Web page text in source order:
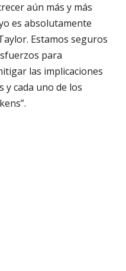
aún más y más
es absolutamente
Estamos seguros
para
las implicaciones
y cada uno de los